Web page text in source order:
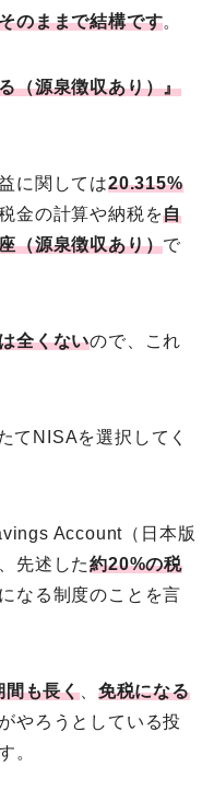
のままで結構です。
（源泉徴収あり）』
に関しては20.315%
金の計算や納税を自
（源泉徴収あり）で
全くないので、これ
てNISAを選択してく
Account（日本版
先述した約20%の税
になる制度のことを言
間も長く、 免税になる
やろうとしている投
。